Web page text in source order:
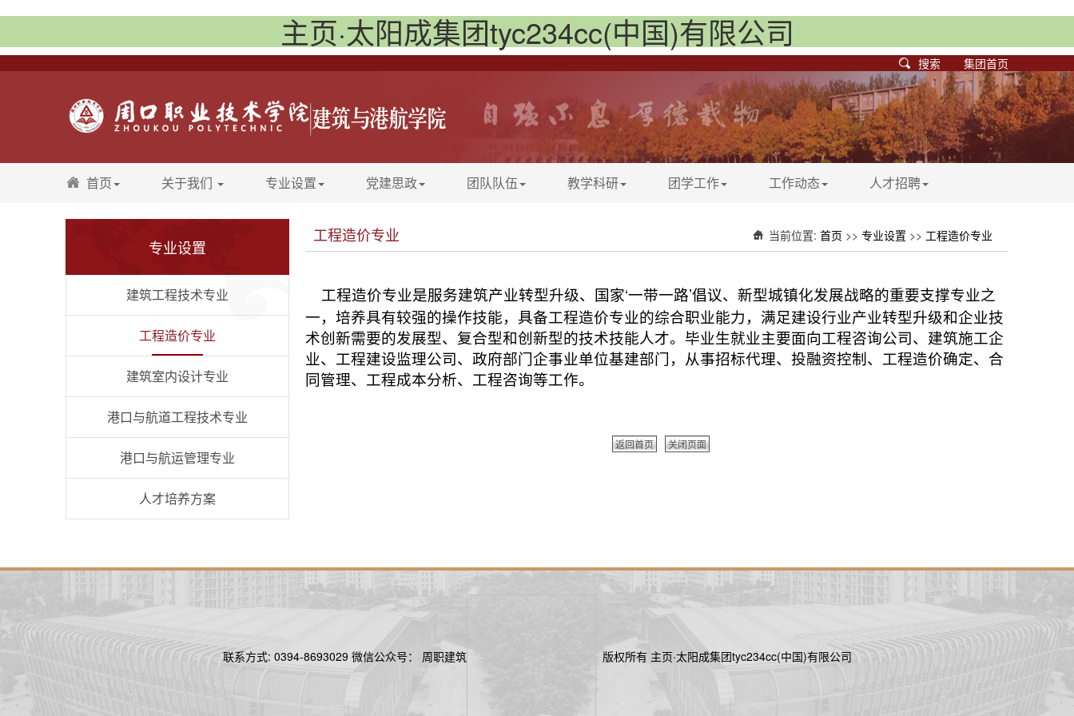
主页·太阳成集团tyc234cc(中国)有限公司
搜索 集团首页
首页 关于我们 专业设置 党建思政 团队队伍 教学科研 团学工作 工作动态 人才招聘
专业设置
建筑工程技术专业
工程造价专业
建筑室内设计专业
港口与航道工程技术专业
港口与航运管理专业
人才培养方案
工程造价专业 当前位置: 首页 >> 专业设置 >> 工程造价专业
工程造价专业是服务建筑产业转型升级、国家‘一带一路’倡议、新型城镇化发展战略的重要支撑专业之
一，培养具有较强的操作技能，具备工程造价专业的综合职业能力，满足建设行业产业转型升级和企业技
术创新需要的发展型、复合型和创新型的技术技能人才。毕业生就业主要面向工程咨询公司、建筑施工企
业、工程建设监理公司、政府部门企事业单位基建部门，从事招标代理、投融资控制、工程造价确定、合
同管理、工程成本分析、工程咨询等工作。
返回首页 关闭页面
联系方式: 0394-8693029 微信公众号： 周职建筑 版权所有 主页·太阳成集团tyc234cc(中国)有限公司